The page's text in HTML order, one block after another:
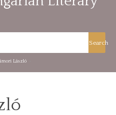
Search
László